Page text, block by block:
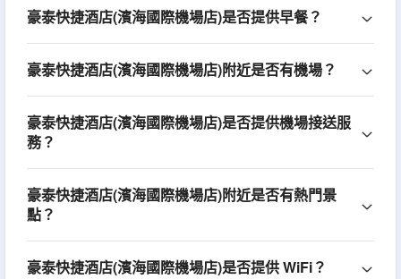
豪泰快捷酒店(濱海國際機場店)是否提供早餐？
豪泰快捷酒店(濱海國際機場店)附近是否有機場？
豪泰快捷酒店(濱海國際機場店)是否提供機場接送服
務？
豪泰快捷酒店(濱海國際機場店)附近是否有熱門景
點？
豪泰快捷酒店(濱海國際機場店)是否提供 WiFi？